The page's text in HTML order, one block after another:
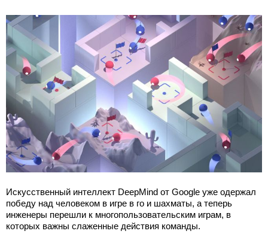
Искусственный интеллект DeepMind от Google уже одержал
победу над человеком в игре в го и шахматы, а теперь
инженеры перешли к многопользовательским играм, в
которых важны слаженные действия команды.